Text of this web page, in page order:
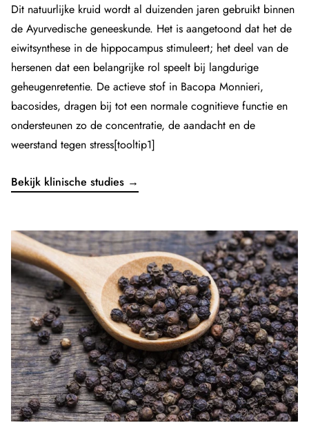
Dit natuurlijke kruid wordt al duizenden jaren gebruikt binnen
de Ayurvedische geneeskunde. Het is aangetoond dat het de
eiwitsynthese in de hippocampus stimuleert; het deel van de
hersenen dat een belangrijke rol speelt bij langdurige
geheugenretentie. De actieve stof in Bacopa Monnieri,
bacosides, dragen bij tot een normale cognitieve functie en
ondersteunen zo de concentratie, de aandacht en de
weerstand tegen stress[tooltip1]
Bekijk klinische studies →